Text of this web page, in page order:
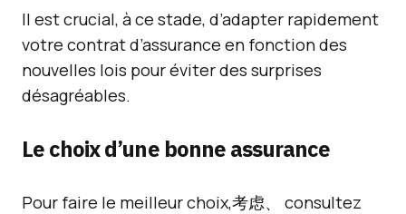
Il est crucial, à ce stade, d’adapter rapidement
votre contrat d’assurance en fonction des
nouvelles lois pour éviter des surprises
désagréables.
Le choix d’une bonne assurance
Pour faire le meilleur choix,考虑、 consultez